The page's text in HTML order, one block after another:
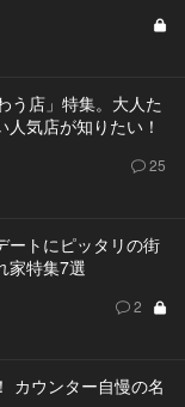
う店」特集。大人た
気店が知りたい！
25
ートにピッタリの街
家特集7選
2
カウンター自慢の名